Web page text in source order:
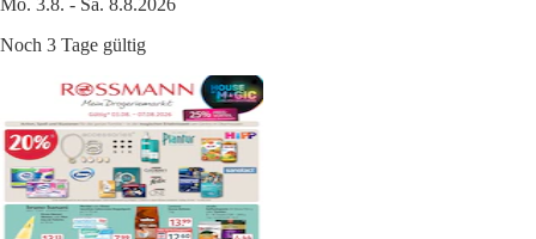
Mo. 3.8. - Sa. 8.8.2026
Noch 3 Tage gültig